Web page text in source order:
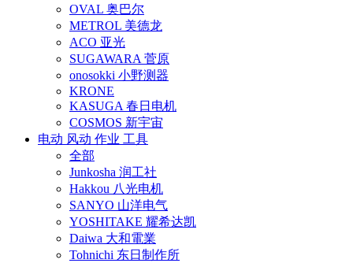
OVAL 奥巴尔
METROL 美德龙
ACO 亚光
SUGAWARA 菅原
onosokki 小野测器
KRONE
KASUGA 春日电机
COSMOS 新宇宙
电动 风动 作业 工具
全部
Junkosha 润工社
Hakkou 八光电机
SANYO 山洋电气
YOSHITAKE 耀希达凯
Daiwa 大和電業
Tohnichi 东日制作所